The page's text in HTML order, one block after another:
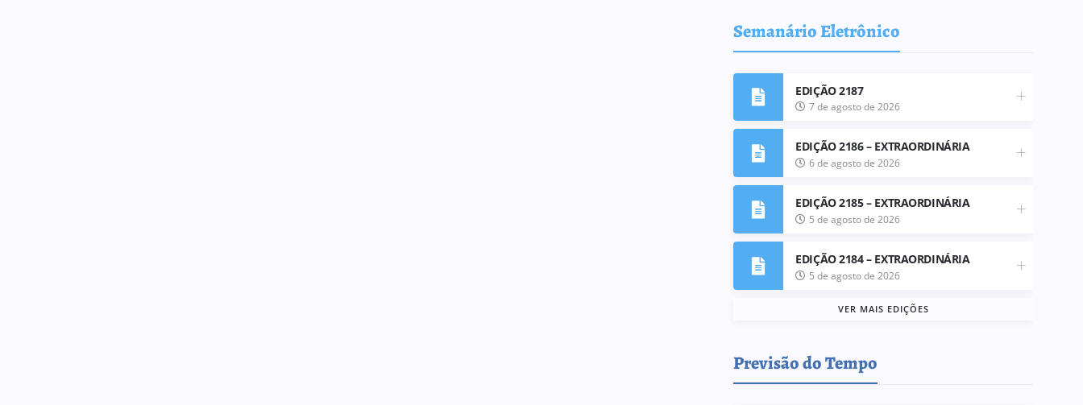
Semanário Eletrônico
EDIÇÃO 2187
7 de agosto de 2026
EDIÇÃO 2186 – EXTRAORDINÁRIA
6 de agosto de 2026
EDIÇÃO 2185 – EXTRAORDINÁRIA
5 de agosto de 2026
EDIÇÃO 2184 – EXTRAORDINÁRIA
5 de agosto de 2026
VER MAIS EDIÇÕES
Previsão do Tempo